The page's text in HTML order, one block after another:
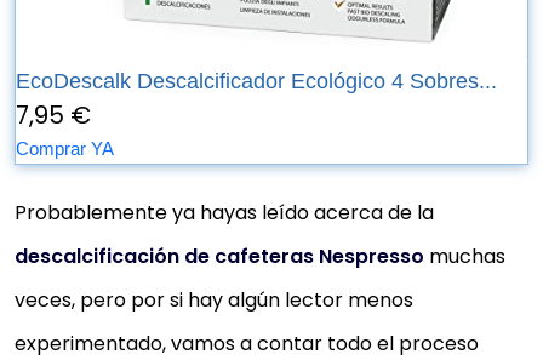
EcoDescalk Descalcificador Ecológico 4 Sobres...
7,95 €
Comprar YA
Probablemente ya hayas leído acerca de la
descalcificación de cafeteras Nespresso muchas
veces, pero por si hay algún lector menos
experimentado, vamos a contar todo el proceso